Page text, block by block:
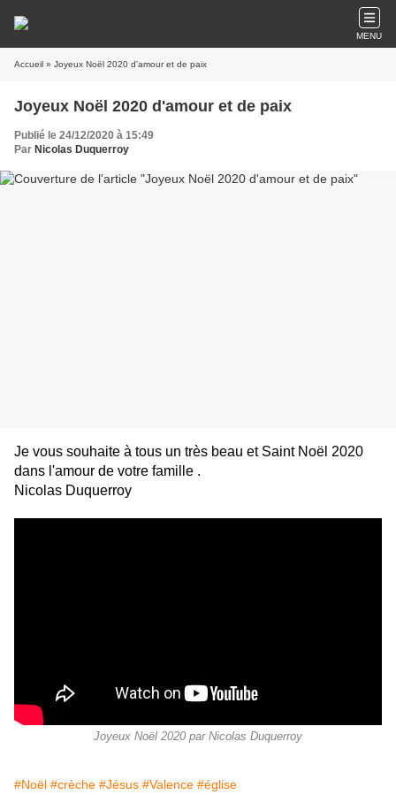
MENU
Accueil » Joyeux Noël 2020 d'amour et de paix
Joyeux Noël 2020 d'amour et de paix
Publié le 24/12/2020 à 15:49
Par Nicolas Duquerroy
Je vous souhaite à tous un très beau et Saint Noël 2020
dans l'amour de votre famille .
Nicolas Duquerroy
Joyeux Noël 2020 par Nicolas Duquerroy
#Noël #crèche #Jésus #Valence #église